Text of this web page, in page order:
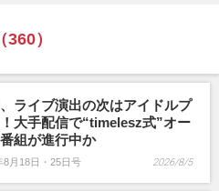
（360）
ライブ演出の次はアイドルプ
大手配信で“timelesz式”オー
組が進行中か
8月18日・25日号 2026/8/5